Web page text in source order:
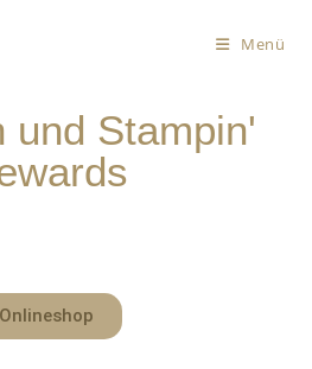
Menü
und Stampin'
Onlineshop